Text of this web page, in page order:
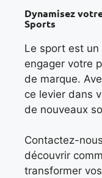
Dynamisez
Sports
Le sport est
engager votre
de marque.
ce levier dans
de nouveaux
Contactez-
découvrir
transformer